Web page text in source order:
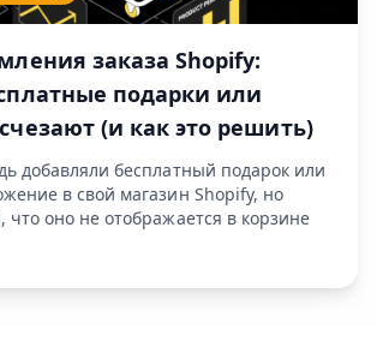
заказа Shopify:
подарки или
(и как это решить)
добавляли бесплатный подарок или
в свой магазин Shopify, но
что оно не отображается в корзине